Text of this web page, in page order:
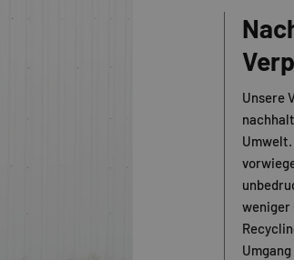
Unsere
weniger